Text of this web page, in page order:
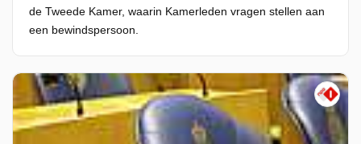
de Tweede Kamer, waarin Kamerleden vragen stellen aan
een bewindspersoon.